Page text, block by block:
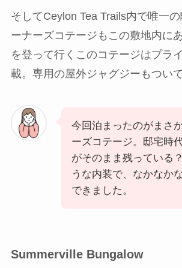
そしてCeylon Tea Trails内で唯一
ーナーズコテージもこの敷地内に
を登って行くこのコテージはプラ
載。専用の屋外ジャグジーもついて
今回泊まったのがまさ
ーズコテージ。邸宅時
がそのまま残っている
うな内装で、なかなか
できました。
Summerville Bungalow